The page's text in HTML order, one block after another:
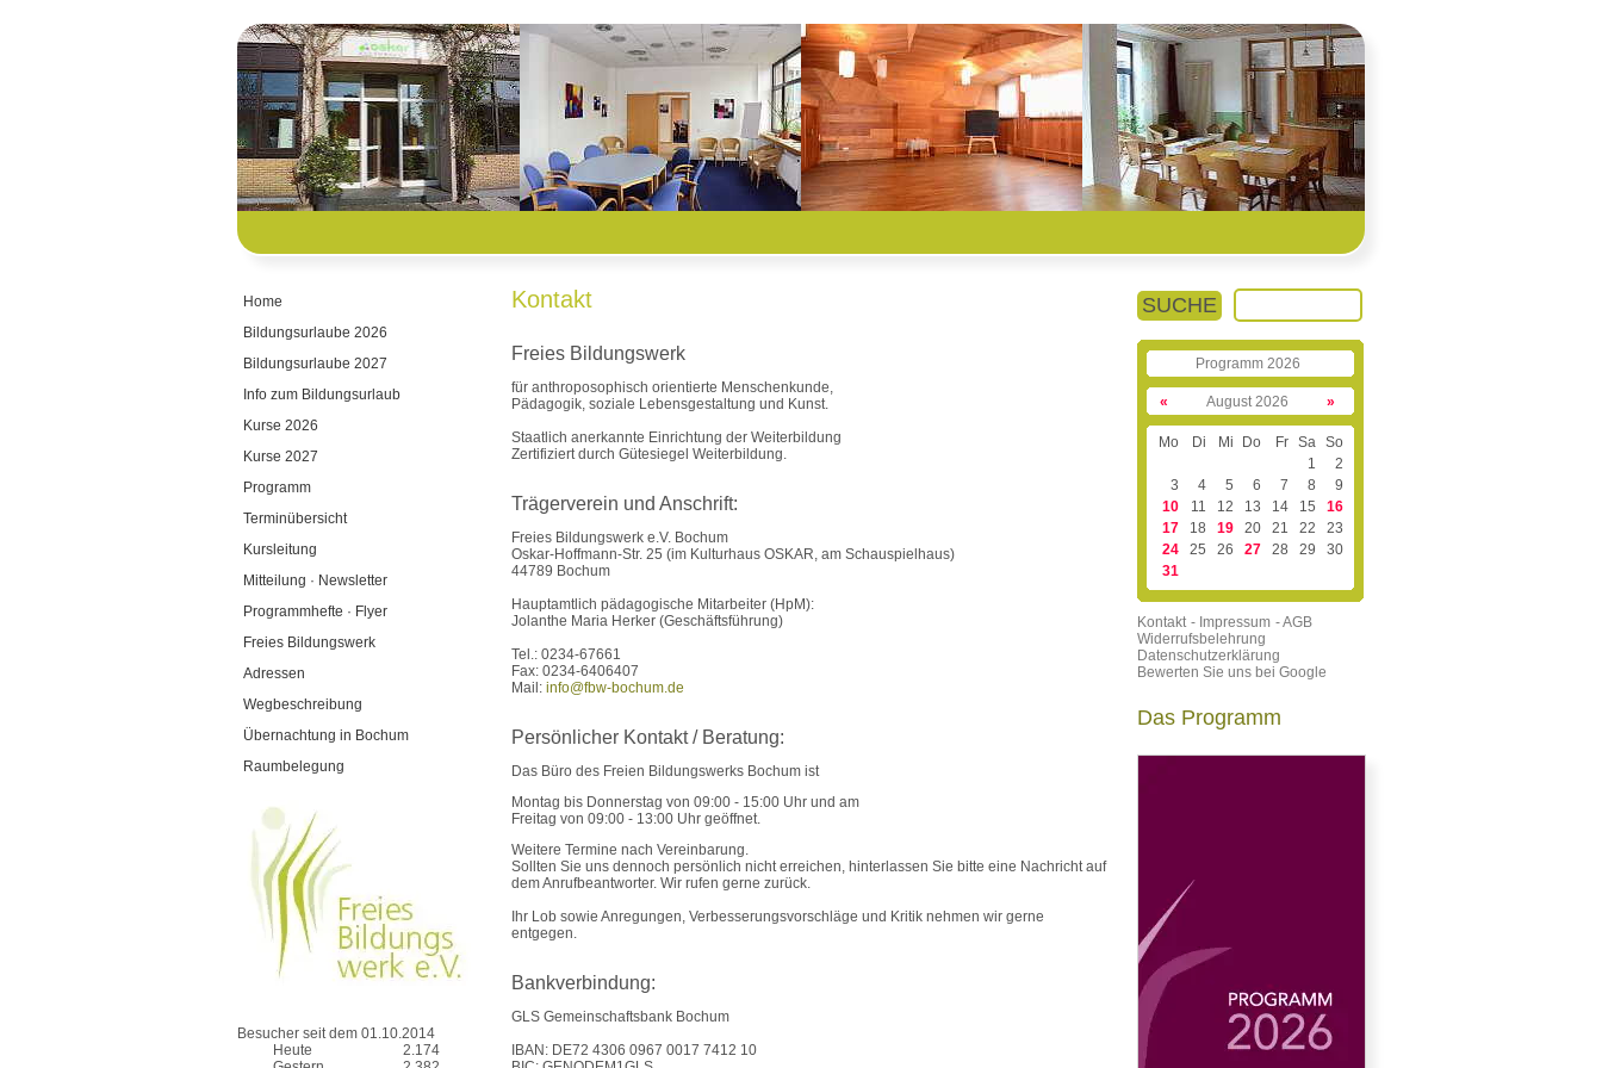
Home
Bildungsurlaube 2026
Bildungsurlaube 2027
Info zum Bildungsurlaub
Kurse 2026
Kurse 2027
Programm
Terminübersicht
Kursleitung
Mitteilung · Newsletter
Programmhefte · Flyer
Freies Bildungswerk
Adressen
Wegbeschreibung
Übernachtung in Bochum
Raumbelegung
Besucher seit dem 01.10.2014
Heute
2.174
Kontakt
Freies Bildungswerk
für anthroposophisch orientierte Menschenkunde,
Pädagogik, soziale Lebensgestaltung und Kunst.
Staatlich anerkannte Einrichtung der Weiterbildung
Zertifiziert durch Gütesiegel Weiterbildung.
Trägerverein und Anschrift:
Freies Bildungswerk e.V. Bochum
Oskar-Hoffmann-Str. 25 (im Kulturhaus OSKAR, am Schauspielhaus)
44789 Bochum
Hauptamtlich pädagogische Mitarbeiter (HpM):
Jolanthe Maria Herker (Geschäftsführung)
Tel.: 0234-67661
Fax: 0234-6406407
Mail: info@fbw-bochum.de
Persönlicher Kontakt / Beratung:
Das Büro des Freien Bildungswerks Bochum ist
Montag bis Donnerstag von 09:00 - 15:00 Uhr und am
Freitag von 09:00 - 13:00 Uhr geöffnet.
Weitere Termine nach Vereinbarung.
Sollten Sie uns dennoch persönlich nicht erreichen, hinterlassen Sie bitte eine Nachricht auf
dem Anrufbeantworter. Wir rufen gerne zurück.
Ihr Lob sowie Anregungen, Verbesserungsvorschläge und Kritik nehmen wir gerne
entgegen.
Bankverbindung:
GLS Gemeinschaftsbank Bochum
IBAN: DE72 4306 0967 0017 7412 10
SUCHE
Programm 2026
« August 2026 »
Mo Di Mi Do Fr Sa So
1
2
3
4 5 6 7 8
9
10
11 12 13 14 15
16
17
18 19 20 21 22
23
24
25 26 27 28 29
30
31
Kontakt - Impressum - AGB
Widerrufsbelehrung
Datenschutzerklärung
Bewerten Sie uns bei Google
Das Programm